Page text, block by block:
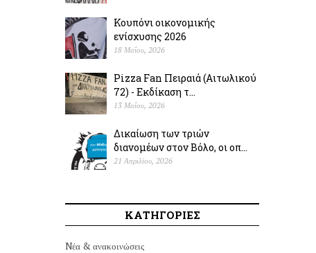
Κουπόνι οικονομικής
ενίσχυσης 2026
18 Μαΐου, 2026
Pizza Fan Πειραιά (Αιτωλικού
72) - Εκδίκαση τ...
13 Μαΐου, 2026
Δικαίωση των τριών
διανομέων στον Βόλο, οι οπ...
21 Απριλίου, 2026
ΚΑΤΗΓΟΡΙΕΣ
Nέα & ανακοινώσεις